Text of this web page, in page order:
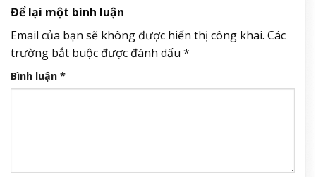
Để lại một bình luận
Email của bạn sẽ không được hiển thị công khai. Các
trường bắt buộc được đánh dấu *
Bình luận *